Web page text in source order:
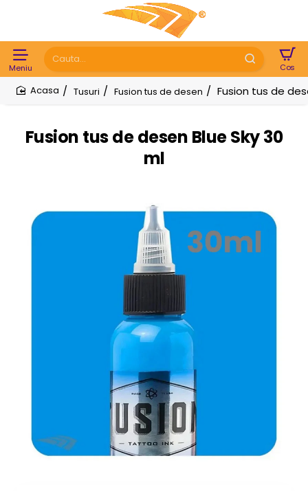
Cauta...
Fusion tus de desen Blue Sky 30
ml
Tusuri Fusion tus de desen Fusion tus de